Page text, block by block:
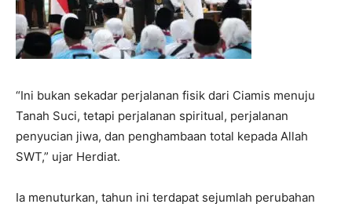
“Ini bukan sekadar perjalanan fisik dari Ciamis menuju
Tanah Suci, tetapi perjalanan spiritual, perjalanan
penyucian jiwa, dan penghambaan total kepada Allah
SWT,” ujar Herdiat.
Ia menuturkan, tahun ini terdapat sejumlah perubahan